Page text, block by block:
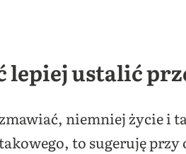
lepiej ustalić
niemniej życie i
to sugeruję